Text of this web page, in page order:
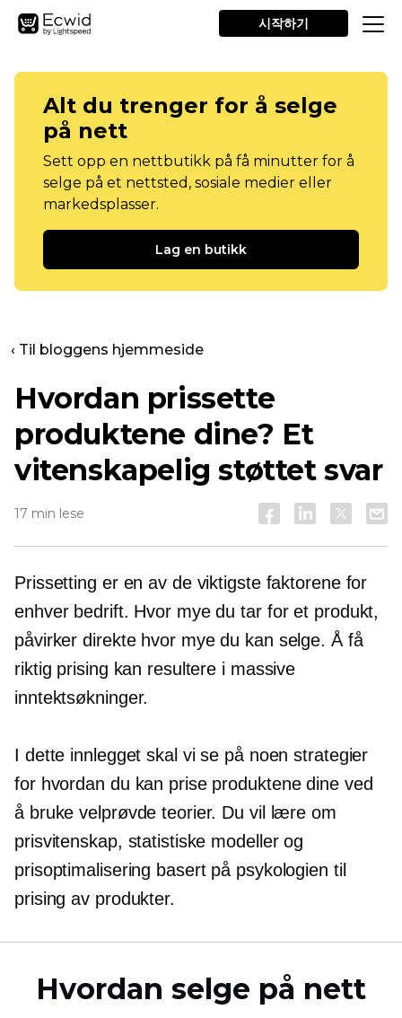
시작하기
Alt du trenger for å selge
på nett
Sett opp en nettbutikk på få minutter for å
selge på et nettsted, sosiale medier eller
markedsplasser.
Lag en butikk
‹ Til bloggens hjemmeside
Hvordan prissette
produktene dine? Et
vitenskapelig støttet svar
17 min lese
Prissetting er en av de viktigste faktorene for
enhver bedrift. Hvor mye du tar for et produkt,
påvirker direkte hvor mye du kan selge. Å få
riktig prising kan resultere i massive
inntektsøkninger.
I dette innlegget skal vi se på noen strategier
for hvordan du kan prise produktene dine ved
å bruke velprøvde teorier. Du vil lære om
prisvitenskap, statistiske modeller og
prisoptimalisering basert på psykologien til
prising av produkter.
Hvordan selge på nett